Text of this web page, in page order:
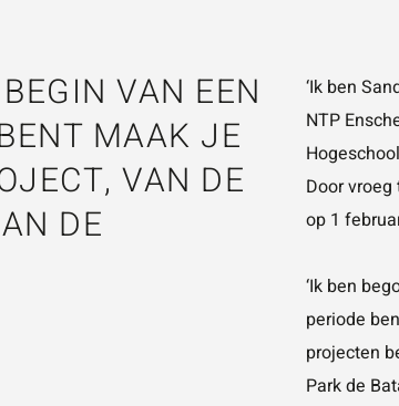
VAN EEN
MAAK JE
VAN DE
DE
‘Ik ben
NTP
Door
op 1
‘Ik ben
periode
projecten
Park de